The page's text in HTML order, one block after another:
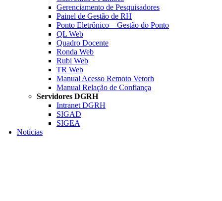
Gerenciamento de Pesquisadores
Painel de Gestão de RH
Ponto Eletrônico – Gestão do Ponto
QL Web
Quadro Docente
Ronda Web
Rubi Web
TR Web
Manual Acesso Remoto Vetorh
Manual Relação de Confiança
Servidores DGRH
Intranet DGRH
SIGAD
SIGEA
Notícias